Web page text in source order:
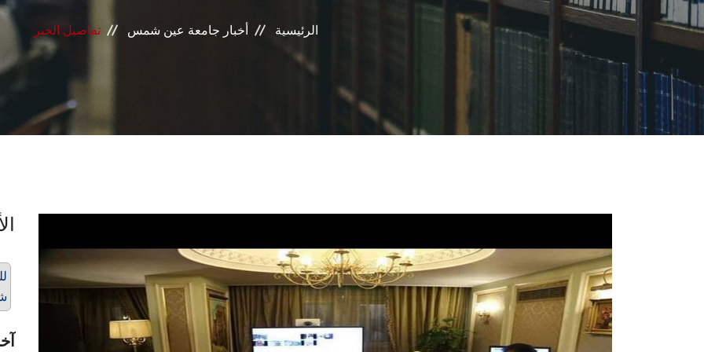
الرئيسية أخبار جامعة عين شمس تفاصيل الخبر